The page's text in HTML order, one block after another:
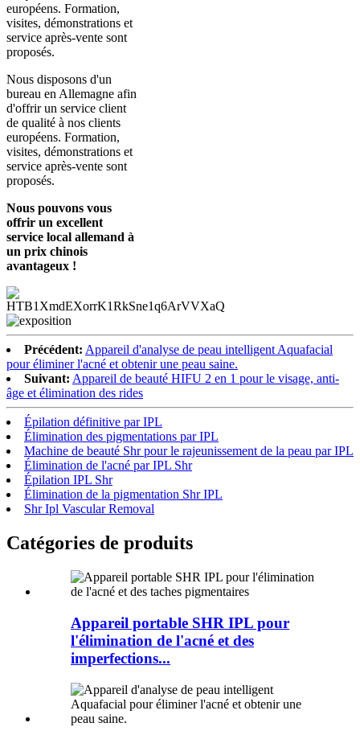
européens. Formation,
visites, démonstrations et
service après-vente sont
proposés.
Nous disposons d'un
bureau en Allemagne afin
d'offrir un service client
de qualité à nos clients
européens. Formation,
visites, démonstrations et
service après-vente sont
proposés.
Nous pouvons vous
offrir un excellent
service local allemand à
un prix chinois
avantageux !
Précédent: Appareil d'analyse de peau intelligent Aquafacial
pour éliminer l'acné et obtenir une peau saine.
Suivant: Appareil de beauté HIFU 2 en 1 pour le visage, anti-
âge et élimination des rides
Épilation définitive par IPL
Élimination des pigmentations par IPL
Machine de beauté Shr pour le rajeunissement de la peau par IPL
Élimination de l'acné par IPL Shr
Épilation IPL Shr
Élimination de la pigmentation Shr IPL
Shr Ipl Vascular Removal
Catégories de produits
Appareil portable SHR IPL pour
l'élimination de l'acné et des
imperfections...